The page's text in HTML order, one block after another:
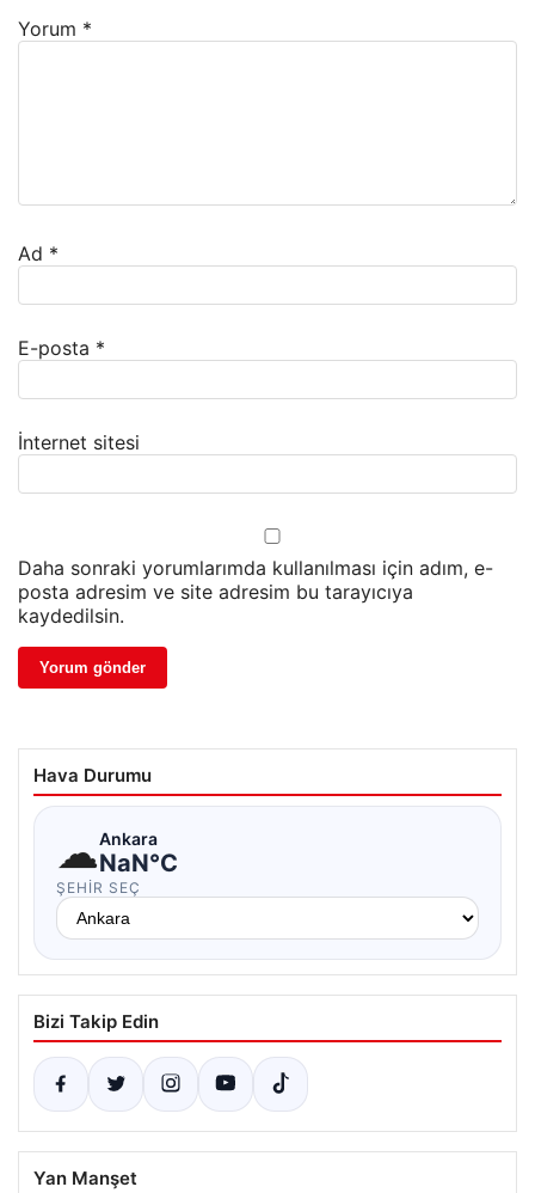
Yorum *
Ad *
E-posta *
İnternet sitesi
Daha sonraki yorumlarımda kullanılması için adım, e-
posta adresim ve site adresim bu tarayıcıya
kaydedilsin.
Hava Durumu
☁Ankara
NaN°C
ŞEHIR SEÇ
Bizi Takip Edin
Yan Manşet